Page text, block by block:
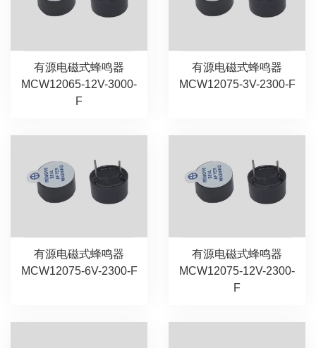
有源电磁式蜂鸣器
MCW12065-12V-3000-
F
有源电磁式蜂鸣器
MCW12075-3V-2300-F
有源电磁式蜂鸣器
MCW12075-6V-2300-F
有源电磁式蜂鸣器
MCW12075-12V-2300-
F